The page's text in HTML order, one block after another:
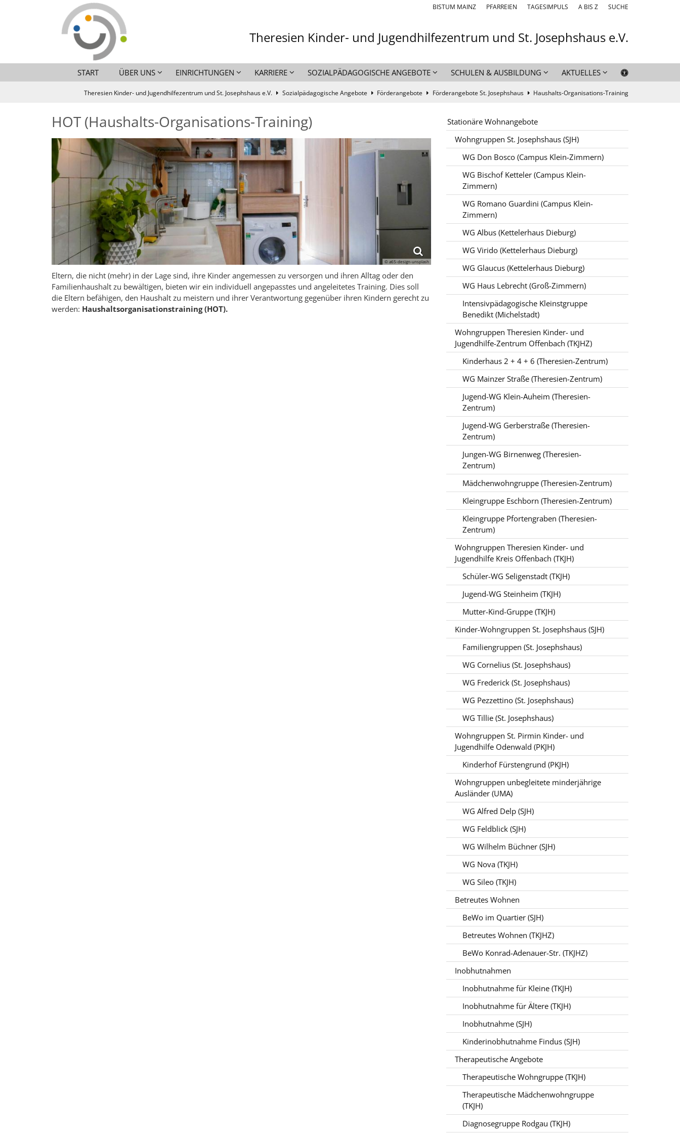
BISTUM MAINZ PFARREIEN TAGESIMPULS A BIS Z SUCHE
Theresien Kinder- und Jugendhilfezentrum und St. Josephshaus e.V.
START ÜBER UNS EINRICHTUNGEN KARRIERE SOZIALPÄDAGOGISCHE ANGEBOTE SCHULEN & AUSBILDUNG AKTUELLES
Theresien Kinder- und Jugendhilfezentrum und St. Josephshaus e.V. Sozialpädagogische Angebote Förderangebote Förderangebote St. Josephshaus Haushalts-Organisations-Training
HOT (Haushalts-Organisations-Training)
© a65-design-unsplash
Eltern, die nicht (mehr) in der Lage sind, ihre Kinder angemessen zu versorgen und ihren Alltag oder den
Familienhaushalt zu bewältigen, bieten wir ein individuell angepasstes und angeleitetes Training. Dies soll
die Eltern befähigen, den Haushalt zu meistern und ihrer Verantwortung gegenüber ihren Kindern gerecht zu
werden: Haushaltsorganisationstraining (HOT).
Stationäre Wohnangebote
Wohngruppen St. Josephshaus (SJH)
WG Don Bosco (Campus Klein-Zimmern)
WG Bischof Ketteler (Campus Klein-
Zimmern)
WG Romano Guardini (Campus Klein-
Zimmern)
WG Albus (Kettelerhaus Dieburg)
WG Virido (Kettelerhaus Dieburg)
WG Glaucus (Kettelerhaus Dieburg)
WG Haus Lebrecht (Groß-Zimmern)
Intensivpädagogische Kleinstgruppe
Benedikt (Michelstadt)
Wohngruppen Theresien Kinder- und
Jugendhilfe-Zentrum Offenbach (TKJHZ)
Kinderhaus 2 + 4 + 6 (Theresien-Zentrum)
WG Mainzer Straße (Theresien-Zentrum)
Jugend-WG Klein-Auheim (Theresien-
Zentrum)
Jugend-WG Gerberstraße (Theresien-
Zentrum)
Jungen-WG Birnenweg (Theresien-
Zentrum)
Mädchenwohngruppe (Theresien-Zentrum)
Kleingruppe Eschborn (Theresien-Zentrum)
Kleingruppe Pfortengraben (Theresien-
Zentrum)
Wohngruppen Theresien Kinder- und
Jugendhilfe Kreis Offenbach (TKJH)
Schüler-WG Seligenstadt (TKJH)
Jugend-WG Steinheim (TKJH)
Mutter-Kind-Gruppe (TKJH)
Kinder-Wohngruppen St. Josephshaus (SJH)
Familiengruppen (St. Josephshaus)
WG Cornelius (St. Josephshaus)
WG Frederick (St. Josephshaus)
WG Pezzettino (St. Josephshaus)
WG Tillie (St. Josephshaus)
Wohngruppen St. Pirmin Kinder- und
Jugendhilfe Odenwald (PKJH)
Kinderhof Fürstengrund (PKJH)
Wohngruppen unbegleitete minderjährige
Ausländer (UMA)
WG Alfred Delp (SJH)
WG Feldblick (SJH)
WG Wilhelm Büchner (SJH)
WG Nova (TKJH)
WG Sileo (TKJH)
Betreutes Wohnen
BeWo im Quartier (SJH)
Betreutes Wohnen (TKJHZ)
BeWo Konrad-Adenauer-Str. (TKJHZ)
Inobhutnahmen
Inobhutnahme für Kleine (TKJH)
Inobhutnahme für Ältere (TKJH)
Inobhutnahme (SJH)
Kinderinobhutnahme Findus (SJH)
Therapeutische Angebote
Therapeutische Wohngruppe (TKJH)
Therapeutische Mädchenwohngruppe
(TKJH)
Diagnosegruppe Rodgau (TKJH)